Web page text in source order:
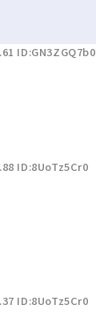
ID:GN3ZGQ7b0
ID:8UoTz5Cr0
ID:8UoTz5Cr0